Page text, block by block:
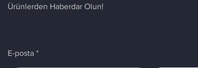
Ürünlerden Haberdar Olun!
E-posta